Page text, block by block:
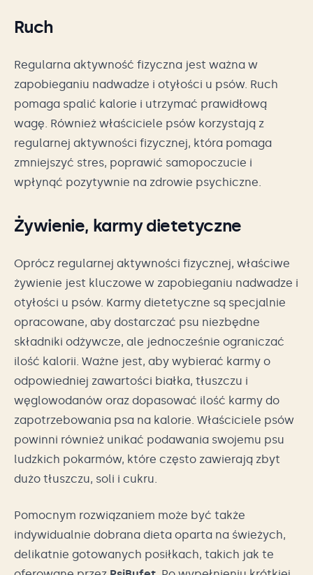
Ruch
Regularna aktywność fizyczna jest ważna w
zapobieganiu nadwadze i otyłości u psów. Ruch
pomaga spalić kalorie i utrzymać prawidłową
wagę. Również właściciele psów korzystają z
regularnej aktywności fizycznej, która pomaga
zmniejszyć stres, poprawić samopoczucie i
wpłynąć pozytywnie na zdrowie psychiczne.
Żywienie, karmy dietetyczne
Oprócz regularnej aktywności fizycznej, właściwe
żywienie jest kluczowe w zapobieganiu nadwadze i
otyłości u psów. Karmy dietetyczne są specjalnie
opracowane, aby dostarczać psu niezbędne
składniki odżywcze, ale jednocześnie ograniczać
ilość kalorii. Ważne jest, aby wybierać karmy o
odpowiedniej zawartości białka, tłuszczu i
węglowodanów oraz dopasować ilość karmy do
zapotrzebowania psa na kalorie. Właściciele psów
powinni również unikać podawania swojemu psu
ludzkich pokarmów, które często zawierają zbyt
dużo tłuszczu, soli i cukru.
Pomocnym rozwiązaniem może być także
indywidualnie dobrana dieta oparta na świeżych,
delikatnie gotowanych posiłkach, takich jak te